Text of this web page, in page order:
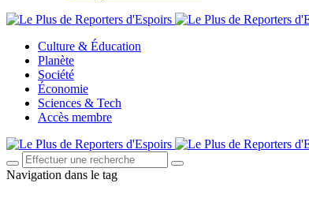
Culture & Éducation
Planète
Société
Économie
Sciences & Tech
Accès membre
Navigation dans le tag